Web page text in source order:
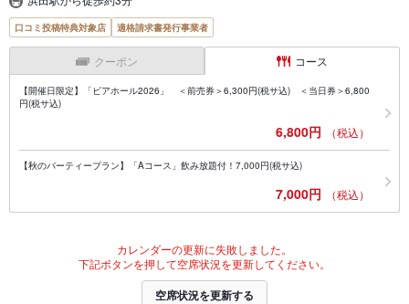
口コミ投稿特典対象店 適格請求書発行事業者
クーポン コース
【開催日限定】「ビアホール2026」 ＜前売券＞6,300円(税サ込) ＜当日券＞6,800
円(税サ込)
6,800円 （税込）
【秋のパーティープラン】「Aコース」飲み放題付！7,000円(税サ込)
7,000円 （税込）
カレンダーの更新に失敗しました。
下記ボタンを押して空席状況を更新してください。
空席状況を更新する